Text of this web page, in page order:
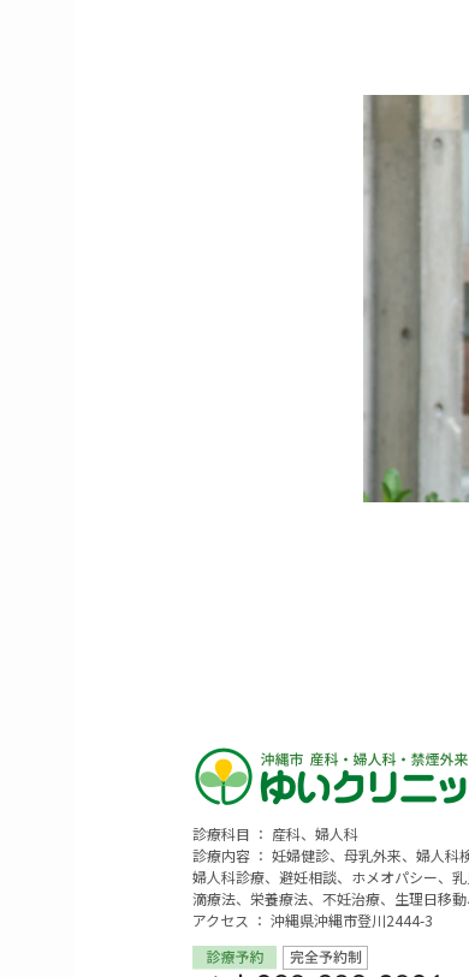
診療科目 ： 産科、婦人科
診療内容 ： 妊婦健診、母乳外来、婦人科
婦人科診療、避妊相談、ホメオパシー、
滴療法、栄養療法、不妊治療、生理日移
アクセス ： 沖縄県沖縄市登川2444-3